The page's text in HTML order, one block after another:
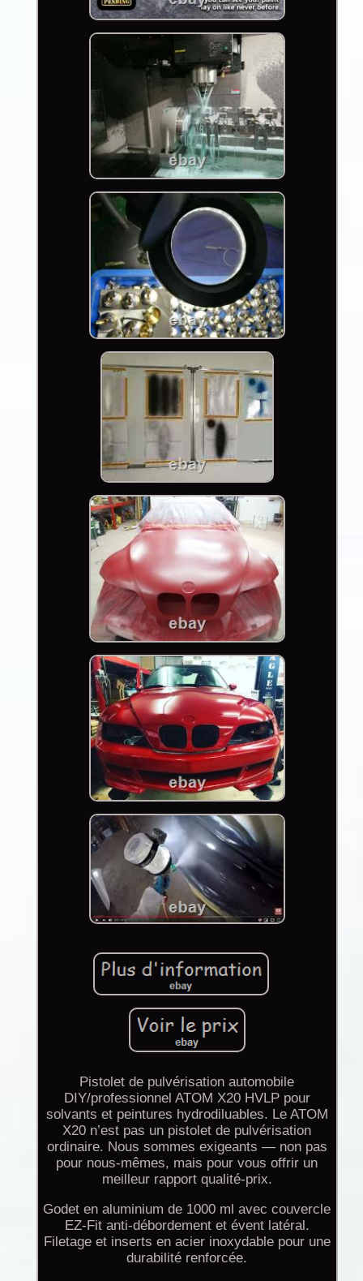
Pistolet de pulvérisation automobile
DIY/professionnel ATOM X20 HVLP pour
solvants et peintures hydrodiluables. Le ATOM
X20 n’est pas un pistolet de pulvérisation
ordinaire. Nous sommes exigeants — non pas
pour nous-mêmes, mais pour vous offrir un
meilleur rapport qualité-prix.
Godet en aluminium de 1000 ml avec couvercle
EZ-Fit anti-débordement et évent latéral.
Filetage et inserts en acier inoxydable pour une
durabilité renforcée.